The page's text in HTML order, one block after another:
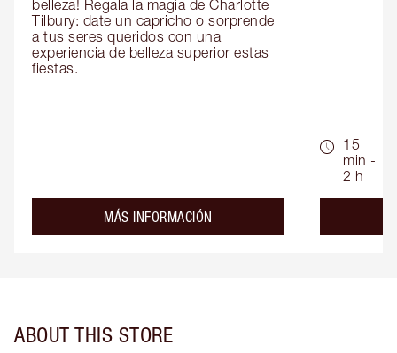
belleza! Regala la magia de Charlotte
Tilbury: date un capricho o sorprende
a tus seres queridos con una
experiencia de belleza superior estas
fiestas.
MÁS INFORMACIÓN
15
min -
2 h
ABOUT THIS STORE